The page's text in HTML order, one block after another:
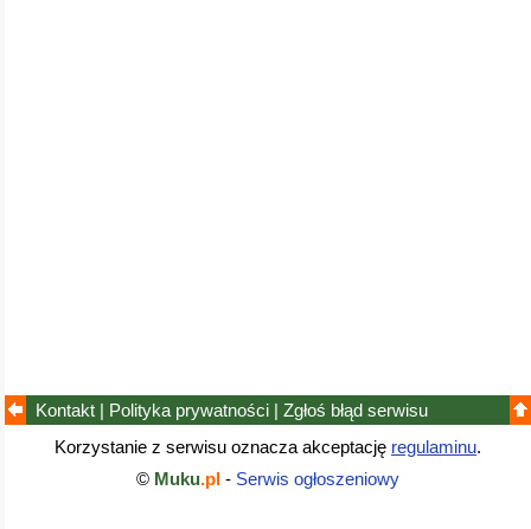
Kontakt | Polityka prywatności | Zgłoś błąd serwisu
Korzystanie z serwisu oznacza akceptację regulaminu.
© Muku.pl - Serwis ogłoszeniowy